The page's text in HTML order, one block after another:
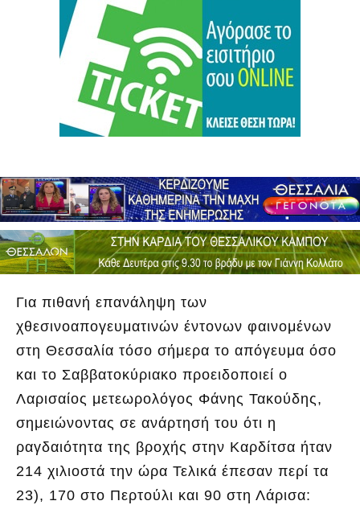
Για πιθανή επανάληψη των
χθεσινοαπογευματινών έντονων φαινομένων
στη Θεσσαλία τόσο σήμερα το απόγευμα όσο
και το Σαββατοκύριακο προειδοποιεί ο
Λαρισαίος μετεωρολόγος Φάνης Τακούδης,
σημειώνοντας σε ανάρτησή του ότι η
ραγδαιότητα της βροχής στην Καρδίτσα ήταν
214 χιλιοστά την ώρα Τελικά έπεσαν περί τα
23), 170 στο Περτούλι και 90 στη Λάρισα: